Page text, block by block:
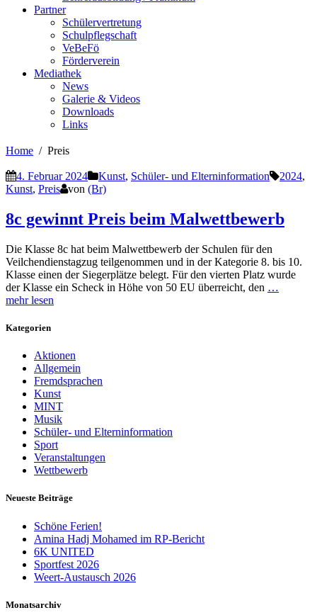
Partner
Schülervertretung
Schulpflegschaft
VeBeFö
Förderverein
Mediathek
News
Galerie & Videos
Downloads
Links
Home Preis
4. Februar 2024 Kunst, Schüler- und Elterninformation 2024,
Kunst, Preis von (Br)
8c gewinnt Preis beim Malwettbewerb
Die Klasse 8c hat beim Malwettbewerb der Schulen für den
Veilchendienstagzug teilgenommen und in der Kategorie 8. bis 10.
Klasse einen der Siegerplätze belegt. Für den vierten Platz wurde
der Klasse ein Scheck in Höhe von 50 EU überreicht, den …
mehr lesen
Kategorien
Aktionen
Allgemein
Fremdsprachen
Kunst
MINT
Musik
Schüler- und Elterninformation
Sport
Veranstaltungen
Wettbewerb
Neueste Beiträge
Schöne Ferien!
Amina Hadj Mohamed im RP-Bericht
6K UNITED
Sportfest 2026
Weert-Austausch 2026
Monatsarchiv